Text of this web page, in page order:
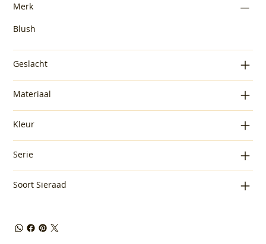
Merk
Blush
Geslacht
Materiaal
Kleur
Serie
Soort Sieraad